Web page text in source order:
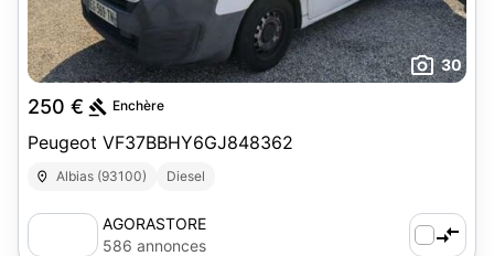
30
250 € Enchère
Peugeot VF37BBHY6GJ848362
Albias (93100) Diesel
AGORASTORE
586 annonces